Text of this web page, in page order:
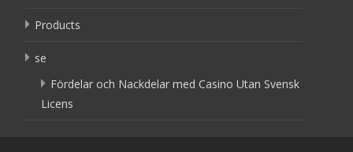
Products
se
Fördelar och Nackdelar med Casino Utan Svensk
Licens